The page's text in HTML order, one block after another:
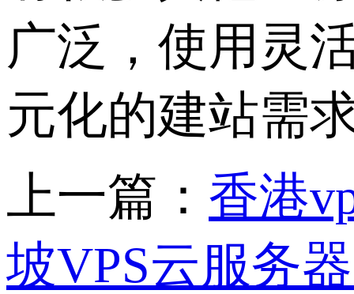
广泛，使用灵
元化的建站需
上一篇： 香港
坡VPS云服务